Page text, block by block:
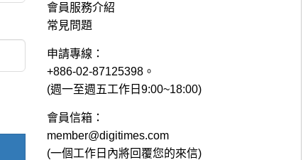
會員服務介紹
常見問題
申請專線：
+886-02-87125398。
(週一至週五工作日9:00~18:00)
會員信箱：
member@digitimes.com
(一個工作日內將回覆您的來信)